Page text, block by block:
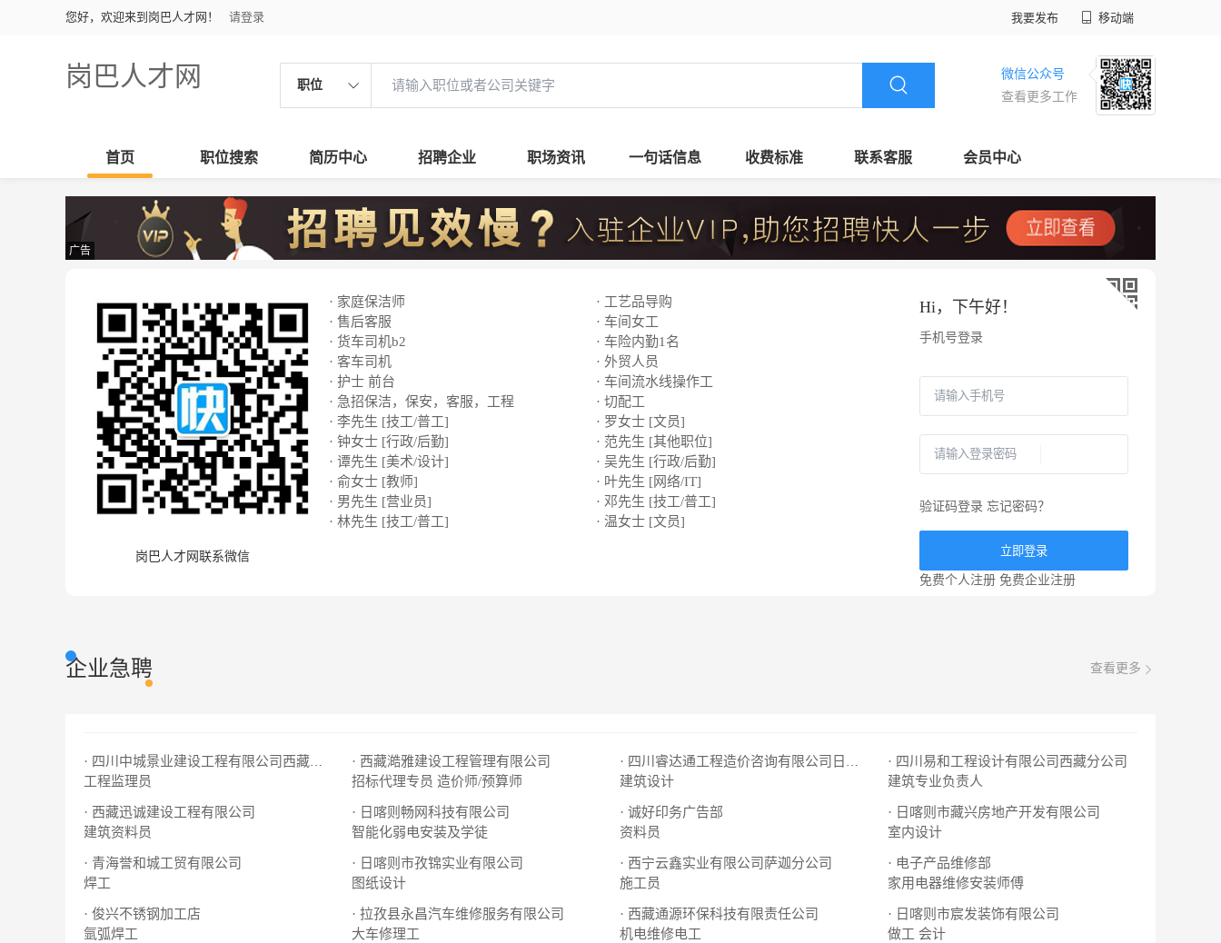
您好，欢迎来到岗巴人才网！ 请登录 我要发布 移动端
岗巴人才网 职位
微信公众号
查看更多工作
首页 职位搜索 简历中心 招聘企业 职场资讯 一句话信息 收费标准 联系客服 会员中心
广告
岗巴人才网联系微信
· 家庭保洁师
· 工艺品导购
· 售后客服
· 车间女工
· 货车司机b2
· 车险内勤1名
· 客车司机
· 外贸人员
· 护士 前台
· 车间流水线操作工
· 急招保洁，保安，客服，工程
· 切配工
· 李先生 [技工/普工]
· 罗女士 [文员]
· 钟女士 [行政/后勤]
· 范先生 [其他职位]
· 谭先生 [美术/设计]
· 吴先生 [行政/后勤]
· 俞女士 [教师]
· 叶先生 [网络/IT]
· 男先生 [营业员]
· 邓先生 [技工/普工]
· 林先生 [技工/普工]
· 温女士 [文员]
Hi， 下午好！
手机号登录
验证码登录 忘记密码？
立即登录
免费个人注册 免费企业注册
企业急聘 查看更多
· 四川中城景业建设工程有限公司西藏分公司
工程监理员
· 西藏澔雅建设工程管理有限公司
招标代理专员 造价师/预算师
· 四川睿达通工程造价咨询有限公司日喀则分公
建筑设计
· 四川易和工程设计有限公司西藏分公司
建筑专业负责人
· 西藏迅诚建设工程有限公司
建筑资料员
· 日喀则畅网科技有限公司
智能化弱电安装及学徒
· 诚好印务广告部
资料员
· 日喀则市藏兴房地产开发有限公司
室内设计
· 青海誉和城工贸有限公司
焊工
· 日喀则市孜锦实业有限公司
图纸设计
· 西宁云鑫实业有限公司萨迦分公司
施工员
· 电子产品维修部
家用电器维修安装师傅
· 俊兴不锈钢加工店
氩弧焊工
· 拉孜县永昌汽车维修服务有限公司
大车修理工
· 西藏通源环保科技有限责任公司
机电维修电工
· 日喀则市宸发装饰有限公司
做工 会计